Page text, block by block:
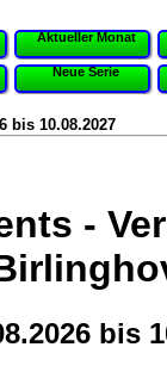
Aktueller Monat
Neue Serie
bis 10.08.2027
-
bis